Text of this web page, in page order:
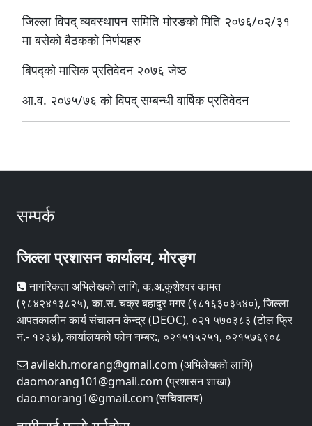
जिल्ला विपद् व्यवस्थापन समिति मोरङको मिति २०७६/०२/३१
मा बसेको बैठकको निर्णयहरु
बिपद्को मासिक प्रतिवेदन २०७६ जेष्ठ
आ.व. २०७५/७६ को विपद् सम्बन्धी वार्षिक प्रतिवेदन
सम्पर्क
जिल्ला प्रशासन कार्यालय, मोरङ्ग
नागरिकता अभिलेखको लागि, क.अ.कुशेश्वर कामत
(९८४२४१३८२५), का.स. चक्र बहादुर मगर (९८१६३०३५४०), जिल्ला
आपतकालीन कार्य संचालन केन्द्र (DEOC), ०२१ ५७०३८३ (टोल फ्रि
नं.- १२३४), कार्यालयको फोन नम्बर:, ०२१५१५२५१, ०२१५७६९०८
avilekh.morang@gmail.com (अभिलेखको लागि)
daomorang101@gmail.com (प्रशासन शाखा)
dao.morang1@gmail.com (सचिवालय)